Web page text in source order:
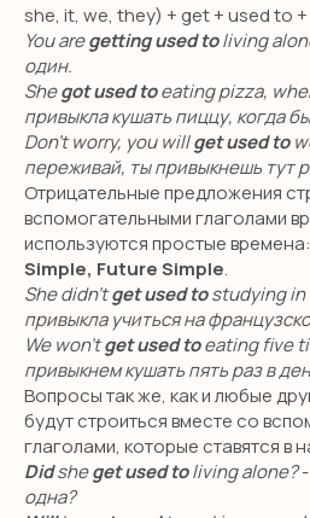
she, it, we, they) + get + used to +
You aregetting used toliving
один.
Shegot used toeating pizza,
привыкла кушать пиццу, когда
Don’t worry, you willget used to
переживай, ты привыкнешь тут
Отрицательные предложения
вспомогательными глаголами
используются простые времена:
Simple, Future Simple.
She didn’tget used tostudying in
привыкла учиться на
We won’tget used toeating five
привыкнем кушать пять раз в
Вопросы так же, как и любые
будут строиться вместе со
глаголами, которые ставятся в
Didsheget used toliving alone?-
одна?